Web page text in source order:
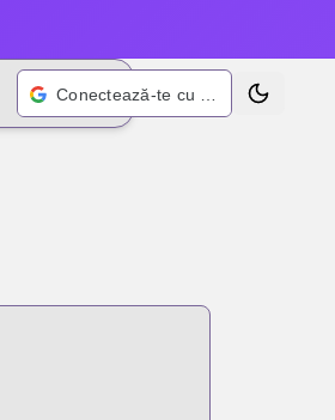
Schimbă